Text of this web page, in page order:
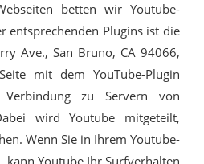
betten wir Youtube-
entsprechenden Plugins ist die
Ave., San Bruno, CA 94066,
mit dem YouTube-Plugin
zu Servern von
wird Youtube mitgeteilt,
Wenn Sie in Ihrem Youtube-
kann Youtube Ihr Surfverhalten